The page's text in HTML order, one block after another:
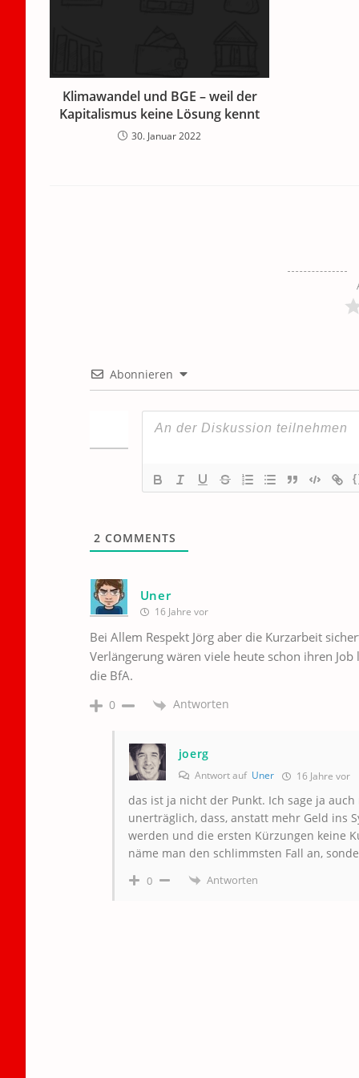
Klimawandel und BGE – weil der
Kapitalismus keine Lösung kennt
30. Januar 2022
Abonnieren
2 COMMENTS
Uner
16 Jahre vor
Bei Allem Respekt Jörg aber die Kurzarbeit
Verlängerung wären viele heute schon ihren
die BfA.
0 Antworten
joerg
Antwort auf Uner 16 Jahre vor
das ist ja nicht der Punkt. Ich sage ja
unerträglich, dass, anstatt mehr Geld ins
werden und die ersten Kürzungen keine
näme man den schlimmsten Fall an,
0 Antworten